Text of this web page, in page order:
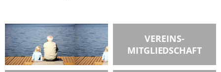
VEREINS-
MITGLIEDSCHAFT